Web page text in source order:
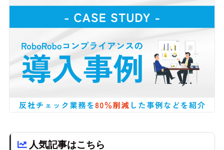
人気記事はこちら